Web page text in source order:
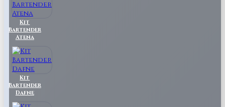
Kit
Bartender
Atena
Kit
Bartender
Dafne